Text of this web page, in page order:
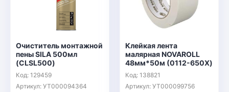
Очиститель монтажной
пены SILA 500мл
(CLSL500)
Код: 129459
Артикул: УТ000094364
Клейкая лента
малярная NOVAROLL
48мм*50м (0112-650X)
Код: 138821
Артикул: УТ000099756